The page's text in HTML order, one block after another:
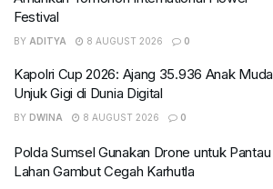
Festival
BY ADITYA 8 AUGUST 2026 0
Kapolri Cup 2026: Ajang 35.936 Anak Muda
Unjuk Gigi di Dunia Digital
BY DWINA 8 AUGUST 2026 0
Polda Sumsel Gunakan Drone untuk Pantau
Lahan Gambut Cegah Karhutla